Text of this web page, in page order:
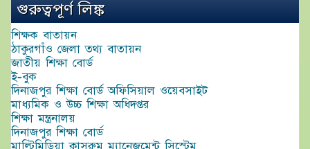
গুরুত্বপূর্ণ লিঙ্ক
শিক্ষক বাতায়ন
ঠাকুরগাঁও জেলা তথ্য বাতায়ন
জাতীয় শিক্ষা বোর্ড
ই-বুক
দিনাজপুর শিক্ষা বোর্ড অফিসিয়াল ওয়েবসাইট
মাধ্যমিক ও উচ্চ শিক্ষা অধিদপ্তর
শিক্ষা মন্ত্রনালয়
দিনাজপুর শিক্ষা বোর্ড